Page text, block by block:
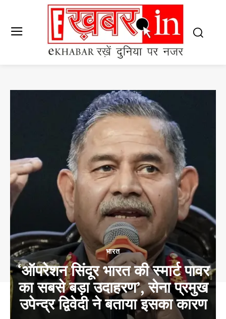
भारत
‘ऑपरेशन सिंदूर भारत की स्मार्ट पावर
का सबसे बड़ा उदाहरण’, सेना प्रमुख
उपेन्द्र द्विवेदी ने बताया इसका कारण